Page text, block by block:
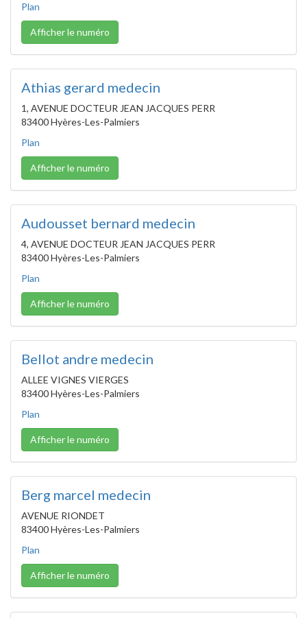
Plan
Afficher le numéro
Athias gerard medecin
1, AVENUE DOCTEUR JEAN JACQUES PERR
83400 Hyères-Les-Palmiers
Plan
Afficher le numéro
Audousset bernard medecin
4, AVENUE DOCTEUR JEAN JACQUES PERR
83400 Hyères-Les-Palmiers
Plan
Afficher le numéro
Bellot andre medecin
ALLEE VIGNES VIERGES
83400 Hyères-Les-Palmiers
Plan
Afficher le numéro
Berg marcel medecin
AVENUE RIONDET
83400 Hyères-Les-Palmiers
Plan
Afficher le numéro